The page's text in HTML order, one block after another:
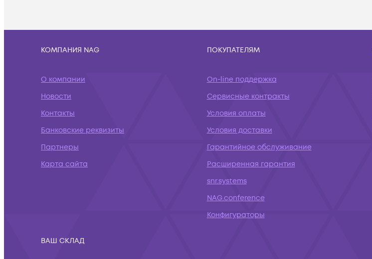
КОМПАНИЯ NAG
О компании
Новости
Контакты
Банковские реквизиты
Партнеры
Карта сайта
ПОКУПАТЕЛЯМ
On-line поддержка
Сервисные контракты
Условия оплаты
Условия доставки
Гарантийное обслуживание
Расширенная гарантия
snr.systems
NAG.conference
Конфигураторы
ВАШ СКЛАД